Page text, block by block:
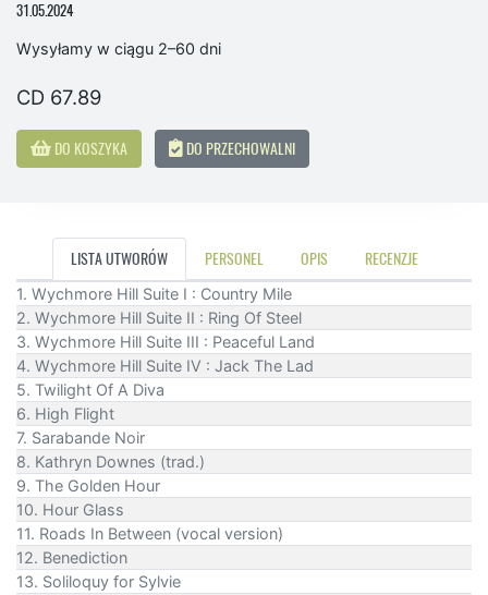
31.05.2024
Wysyłamy w ciągu 2–60 dni
CD 67.89
DO KOSZYKA DO PRZECHOWALNI
LISTA UTWORÓW PERSONEL OPIS RECENZJE
1. Wychmore Hill Suite I : Country Mile
2. Wychmore Hill Suite II : Ring Of Steel
3. Wychmore Hill Suite III : Peaceful Land
4. Wychmore Hill Suite IV : Jack The Lad
5. Twilight Of A Diva
6. High Flight
7. Sarabande Noir
8. Kathryn Downes (trad.)
9. The Golden Hour
10. Hour Glass
11. Roads In Between (vocal version)
12. Benediction
13. Soliloquy for Sylvie